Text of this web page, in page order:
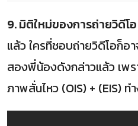
9. มิติใหม่ของการถ่ายวิดีโ
แล้ว ใครที่ชอบถ่ายวิดีโอก็อ
สองพี่น้องดังกล่าวแล้ว เพ
ภาพสั่นไหว (OIS) + (EIS) ท